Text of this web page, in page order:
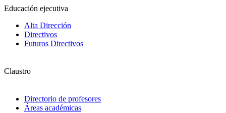
Educación ejecutiva
Alta Dirección
Directivos
Futuros Directivos
Claustro
Directorio de profesores
Áreas académicas